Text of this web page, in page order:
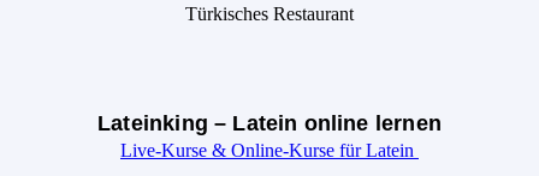
Türkisches Restaurant
Lateinking – Latein online lernen
Live-Kurse & Online-Kurse für Latein